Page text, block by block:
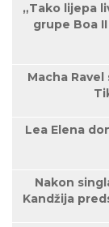
„Tako lijepa
grupe Boa
Macha
Lea Elena
Nakon
Kandžija